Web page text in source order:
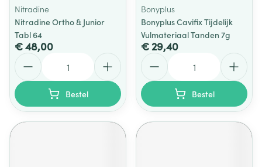
Nitradine
Nitradine Ortho & Junior
Tabl 64
€ 48,00
Bestel
Bonyplus
Bonyplus Cavifix Tijdelijk
Vulmateriaal Tanden 7g
€ 29,40
Bestel